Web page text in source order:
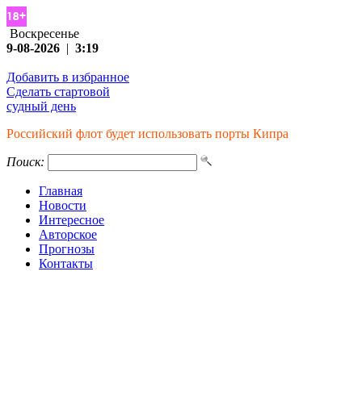
Воскресенье
9-08-2026 | 3:19
Добавить в избранное
Сделать стартовой
судный день
Российский флот будет использовать порты Кипра
Поиск:
Главная
Новости
Интересное
Авторское
Прогнозы
Контакты